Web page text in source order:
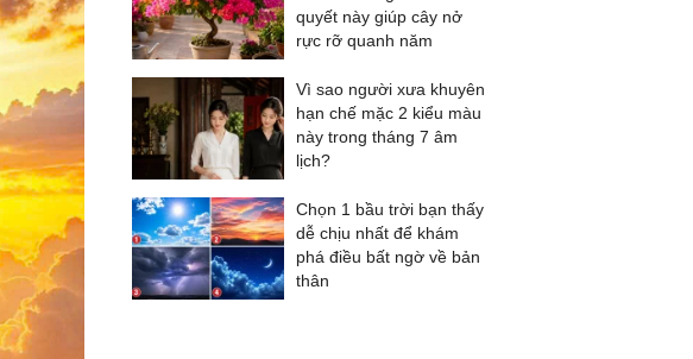
quyết này giúp cây nở
rực rỡ quanh năm
Vì sao người xưa khuyên
hạn chế mặc 2 kiểu màu
này trong tháng 7 âm
lịch?
Chọn 1 bầu trời bạn thấy
dễ chịu nhất để khám
phá điều bất ngờ về bản
thân